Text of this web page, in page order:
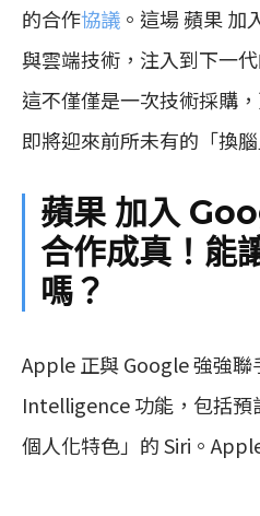
的合作協議 。這場 蘋果 加
與雲端技術，注入到下一
這不僅僅是一次技術採購
即將迎來前所未有的「換腦
蘋果 加入
合作成真！能
嗎？
Apple 正與 Google 強強
Intelligence 功能，包括預
個人化特色」的 Siri。